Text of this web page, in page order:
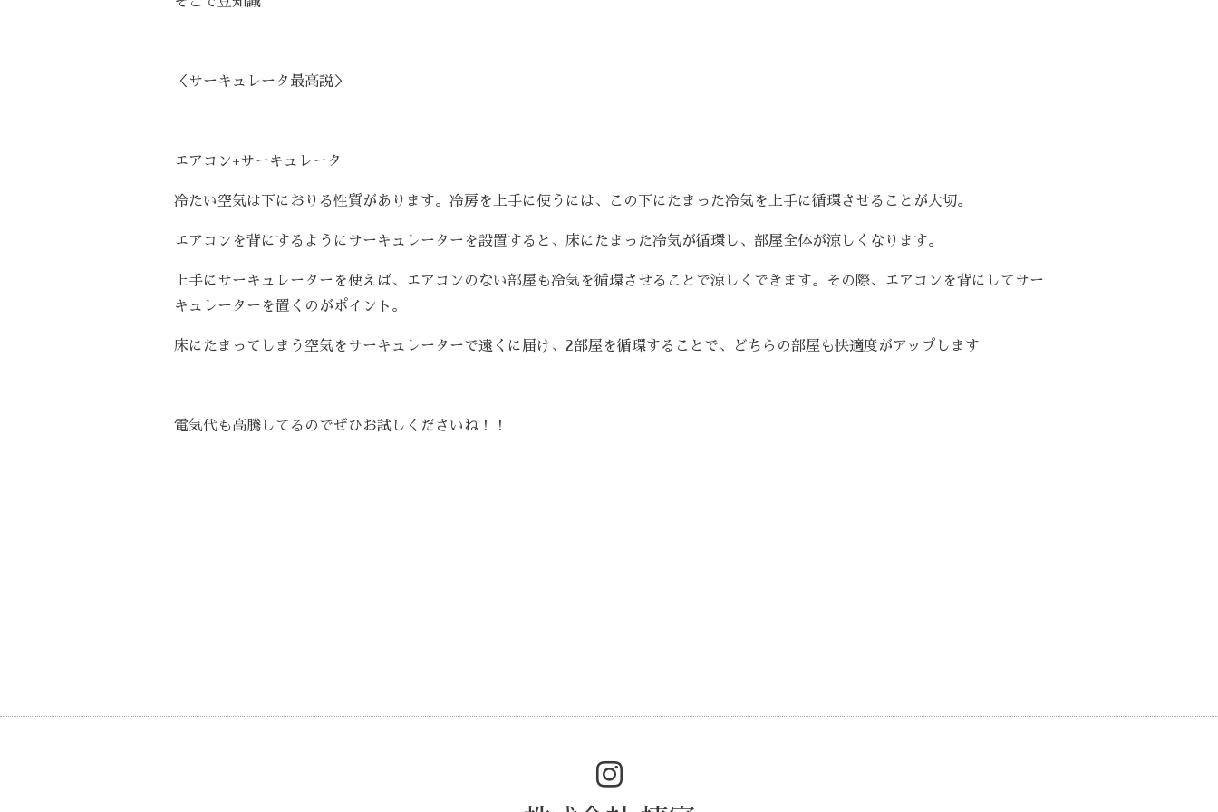
＜サーキュレータ最高説＞
エアコン+サーキュレータ
冷たい空気は下におりる性質があります。冷房を上手に使うには、この下にたまった冷気を上手に循環させることが大切。
エアコンを背にするようにサーキュレーターを設置すると、床にたまった冷気が循環し、部屋全体が涼しくなります。
上手にサーキュレーターを使えば、エアコンのない部屋も冷気を循環させることで涼しくできます。その際、エアコンを背にしてサー
キュレーターを置くのがポイント。
床にたまってしまう空気をサーキュレーターで遠くに届け、 2部屋を循環することで、どちらの部屋も快適度がアップします
電気代も高騰してるのでぜひお試しくださいね！！